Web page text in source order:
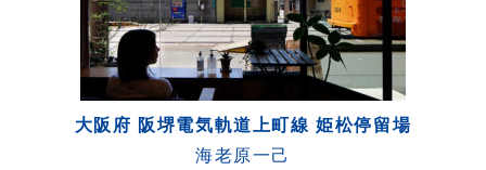
大阪府 阪堺電気軌道上町線 姫松停留場
海老原一己